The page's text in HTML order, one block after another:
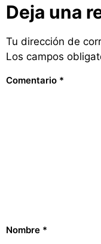
Deja una
Tu dirección de
Los campos
Comentario *
Nombre *